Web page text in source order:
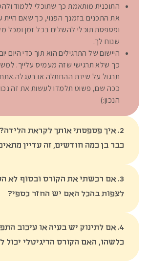
התוכנית מותאמת כך שתוכלי ללמוד
את התכנים בזמנך הפנוי, כך שאם היית
ופספסת תוכלי להשלים בכל זמן ומכל
שנוח לך.
היישום של התרגילים הוא תוך כדי היום
כך שלא תרגישי שזה מעמיס עלייך.
תרגול על שידת ההחתלה או
ככה שם, פשוט תלמדו לעשות את זה
הנכון:)
2. איך פספסתי אותך לקראת
כבר בן כמה חודשים, זה עדיין
תוכנית הליווי השלמה ״בביטחון
הראשון מאפשרת לך לנהל סדר
תחושה של רגיעה ויציבות
תסכול, בלבול וחוסר זמן.
ולהטמיע את התכנים בזמנך
3. אם רכשתי את הקורס ובסוף לא
לצפות בהכל האם יש החזר כספי?
תוכנית הליווי השלמה ״בביטחון
הראשון מאפשרת לך לנהל סדר
4. אם לתינוק יש בעיה או עיכוב
כלשהו, האם הקורס הדיגיטלי יכול